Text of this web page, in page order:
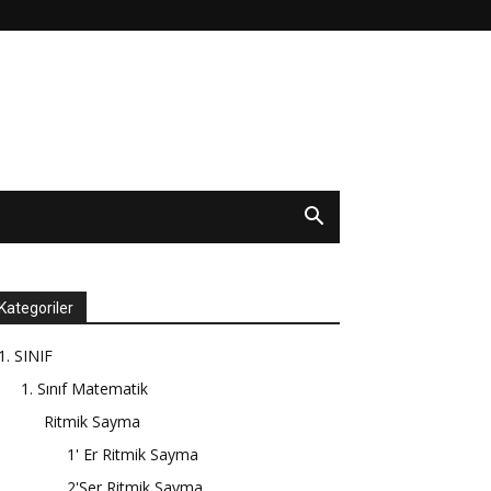
Kategoriler
1. SINIF
1. Sınıf Matematik
Ritmik Sayma
1' Er Ritmik Sayma